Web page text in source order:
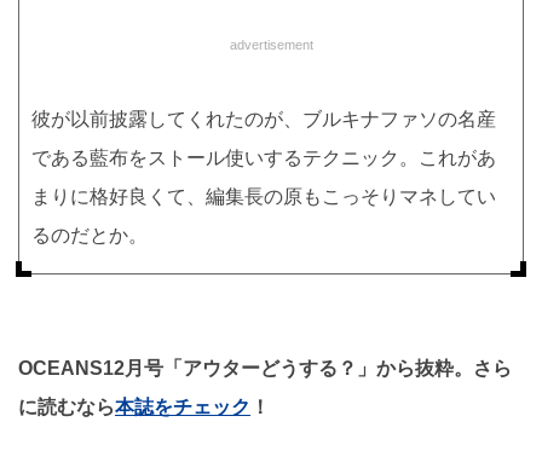
advertisement
彼が以前披露してくれたのが、ブルキナファソの名産
である藍布をストール使いするテクニック。これがあ
まりに格好良くて、編集長の原もこっそりマネしてい
るのだとか。
OCEANS12月号「アウターどうする？」から抜粋。さら
に読むなら本誌をチェック ！